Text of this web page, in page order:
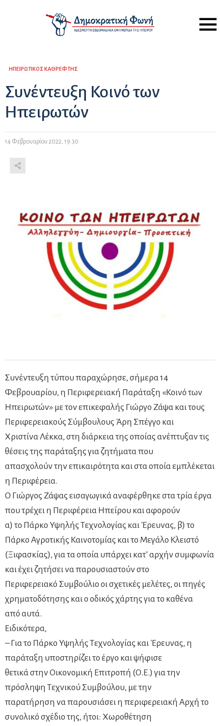
Menu
ΗΠΕΙΡΏΤΙΚΟΣ ΚΑΘΡΈΦΤΗΣ
Συνέντευξη Κοινό των
Ηπειρωτών
14 Φεβρουαρίου 2022, 19:30
Συνέντευξη τύπου παραχώρησε, σήμερα 14
Φεβρουαρίου, η Περιφερειακή Παράταξη «Κοινό των
Ηπειρωτών» με τον επικεφαλής Γιώργο Ζάψα και τους
Περιφερειακούς Σύμβουλους Άρη Σπέγγο και
Χριστίνα Λέκκα, στη διάρκεια της οποίας ανέπτυξαν τις
θέσεις της παράταξης για ζητήματα που
απασχολούν την επικαιρότητα και στα οποία εμπλέκεται
η Περιφέρεια.
Ο Γιώργος Ζάψας εισαγωγικά αναφέρθηκε στα τρία έργα
που τρέχει η Περιφέρεια Ηπείρου και αφορούν
α) το Πάρκο Υψηλής Τεχνολογίας και Έρευνας, β) το
Πάρκο Αγροτικής Καινοτομίας και το Μεγάλο Κλειστό
(Ξιφασκίας), για τα οποία υπάρχει κατ’ αρχήν συμφωνία
και έχει ζητήσει να παρουσιαστούν στο
Περιφερειακό Συμβούλιο οι σχετικές μελέτες, οι πηγές
χρηματοδότησης και ο οδικός χάρτης για το καθένα
από αυτά.
Ειδικότερα,
– Για το Πάρκο Υψηλής Τεχνολογίας και Έρευνας, η
παράταξη υποστηρίζει το έργο και ψήφισε
θετικά στην Οικονομική Επιτροπή (Ο.Ε.) για την
πρόσληψη Τεχνικού Συμβούλου, με την
παρατήρηση να παρουσιάσει η περιφερειακή Αρχή το
συνολικό σχέδιο της, ήτοι: Χωροθέτηση